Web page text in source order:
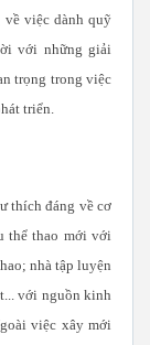
việc dành quỹ
với những giải
trọng trong việc
triển.
thích đáng về cơ
thể thao mới với
nhà tập luyện
với nguồn kinh
việc xây mới